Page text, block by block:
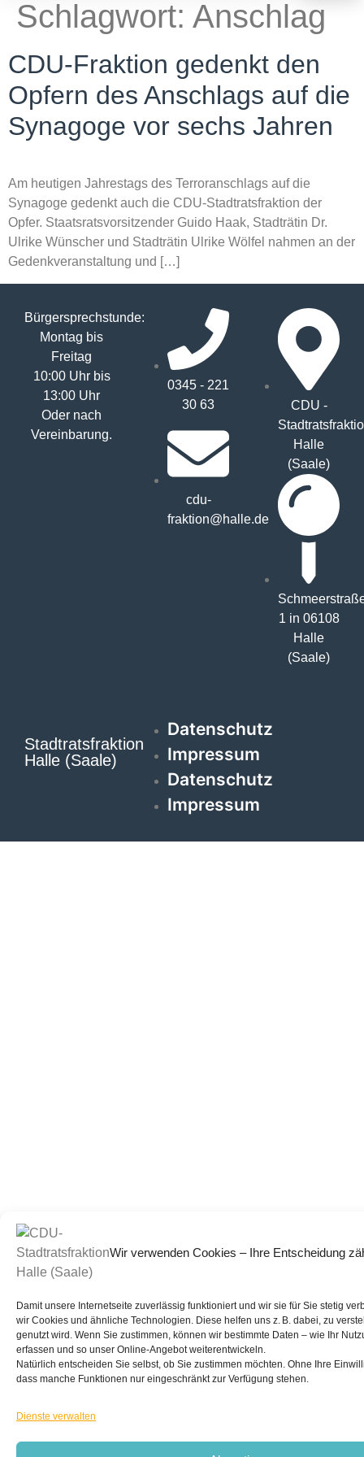
Wir verwenden Cookies – Ihre Entscheidung
Damit unsere Internetseite zuverlässig funktioniert und wir sie für Sie stetig
wir Cookies und ähnliche Technologien. Diese helfen uns z. B. dabei, zu
genutzt wird. Wenn Sie zustimmen, können wir bestimmte Daten – wie Ihr
erfassen und so unser Online-Angebot weiterentwickeln.
Natürlich entscheiden Sie selbst, ob Sie zustimmen möchten. Ohne Ihre
dass manche Funktionen nur eingeschränkt zur Verfügung stehen.
Dienste verwalten
Schlagwort: Anschlag
CDU-Fraktion gedenkt den
Opfern des Anschlags auf die
Synagoge vor sechs Jahren
Am heutigen Jahrestags des Terroranschlags auf die
Synagoge gedenkt auch die CDU-Stadtratsfraktion der
Opfer. Staatsratsvorsitzender Guido Haak, Stadträtin Dr.
Ulrike Wünscher und Stadträtin Ulrike Wölfel nahmen an der
Gedenkveranstaltung und […]
Bürgersprechstunde:
Montag bis
Freitag
10:00 Uhr bis
13:00 Uhr
Oder nach
Vereinbarung.
0345 - 221
30 63
cdu-
fraktion@halle.de
CDU -
Halle
(Saale)
1 in 06108
Halle
(Saale)
Stadtratsfraktion
Halle (Saale)
Datenschutz
Impressum
Datenschutz
Impressum